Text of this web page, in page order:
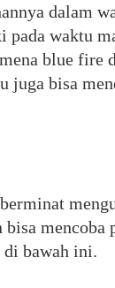
dalam
pada waktu
blue fire
juga bisa
mencoba
bawah ini.